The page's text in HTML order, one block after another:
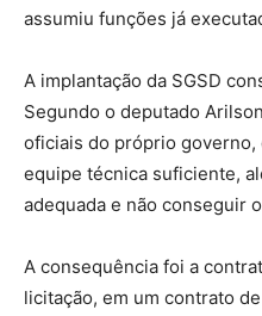
assumiu funções já
A implantação da SGSD
Segundo o deputado
oficiais do próprio
equipe técnica suficiente,
adequada e não conseguir
A consequência foi a
licitação, em um contrato